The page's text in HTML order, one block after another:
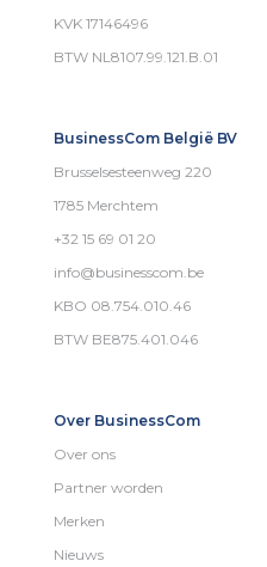
KVK 17146496
BTW NL8107.99.121.B.01
BusinessCom België BV
Brusselsesteenweg 220
1785 Merchtem
+32 15 69 01 20
info@businesscom.be
KBO 08.754.010.46
BTW BE875.401.046
Over BusinessCom
Over ons
Partner worden
Merken
Nieuws